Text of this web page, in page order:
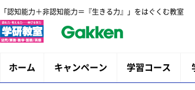
「認知能力＋非認知能力＝『生きる力』」をはぐくむ教室
ホーム キャンペーン 学習コース